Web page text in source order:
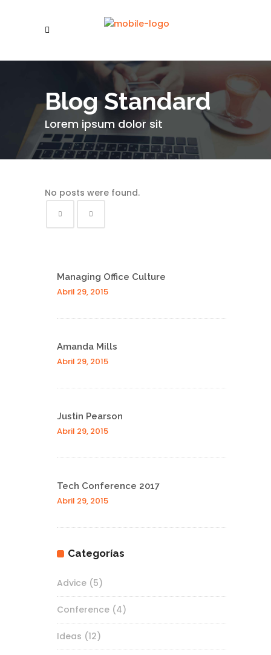
Blog Standard
Lorem ipsum dolor sit
No posts were found.
Managing Office Culture
Abril 29, 2015
Amanda Mills
Abril 29, 2015
Justin Pearson
Abril 29, 2015
Tech Conference 2017
Abril 29, 2015
Categorías
Advice (5)
Conference (4)
Ideas (12)